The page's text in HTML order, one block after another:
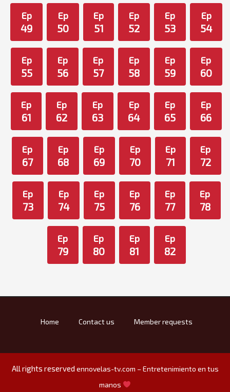
Ep
49
Ep
50
Ep
51
Ep
52
Ep
53
Ep
54
Ep
55
Ep
56
Ep
57
Ep
58
Ep
59
Ep
60
Ep
61
Ep
62
Ep
63
Ep
64
Ep
65
Ep
66
Ep
67
Ep
68
Ep
69
Ep
70
Ep
71
Ep
72
Ep
73
Ep
74
Ep
75
Ep
76
Ep
77
Ep
78
Ep
79
Ep
80
Ep
81
Ep
82
Home Contact us Member requests
All rights reserved ennovelas-tv.com – Entretenimiento en tus
manos